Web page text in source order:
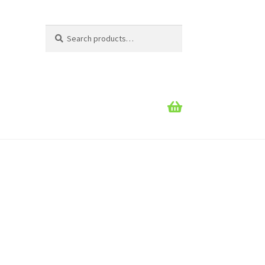
for: